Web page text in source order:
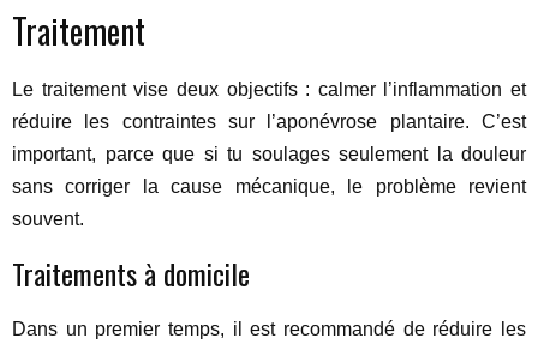
Traitement
Le traitement vise deux objectifs : calmer l’inflammation et
réduire les contraintes sur l’aponévrose plantaire. C’est
important, parce que si tu soulages seulement la douleur
sans corriger la cause mécanique, le problème revient
souvent.
Traitements à domicile
Dans un premier temps, il est recommandé de réduire les